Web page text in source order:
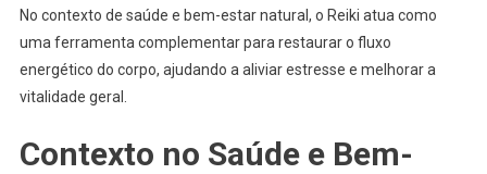
No contexto de saúde e bem-estar natural, o Reiki atua como
uma ferramenta complementar para restaurar o fluxo
energético do corpo, ajudando a aliviar estresse e melhorar a
vitalidade geral.
Contexto no Saúde e Bem-